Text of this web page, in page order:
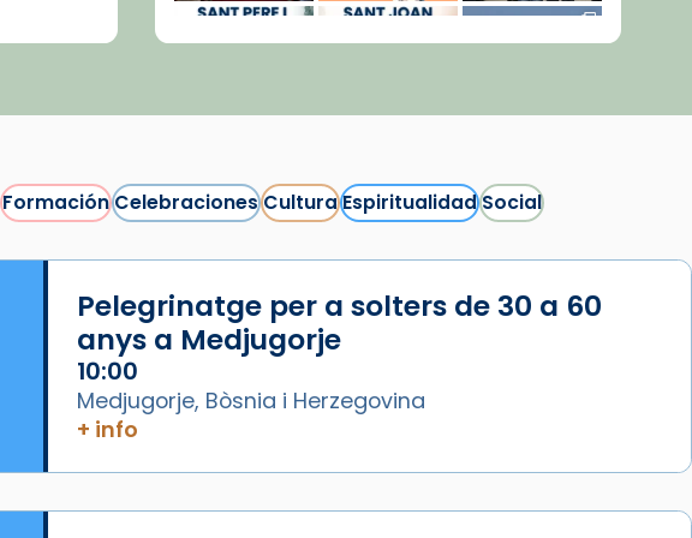
Cargar más...
FormaciónCelebracionesCulturaEspiritualidadSocial
Pelegrinatge per a solters de 30 a 60
anys a Medjugorje
10:00
Medjugorje, Bòsnia i Herzegovina
+ info